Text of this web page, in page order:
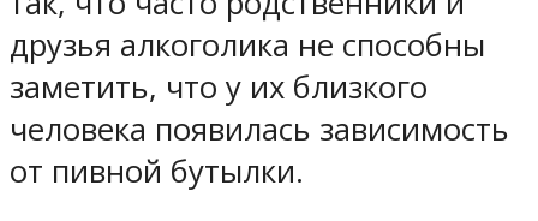
друзья алкоголика не способны
заметить, что у их близкого
человека появилась зависимость
от пивной бутылки.